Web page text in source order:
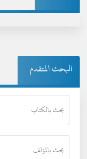
البحث المتقدم